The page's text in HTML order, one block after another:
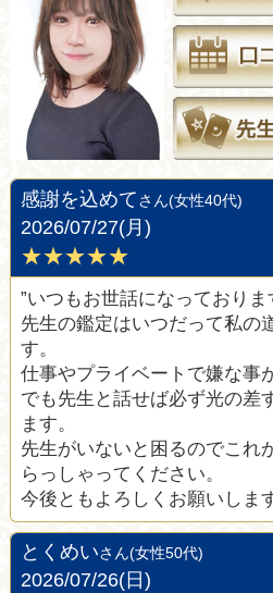
感謝を込めてさん(女性40代)
2026/07/27(月)
★★★★★
”いつもお世話になっておりま
先生の鑑定はいつだって私の
す。
仕事やプライベートで嫌な事
でも先生と話せば必ず光の差
ます。
先生がいないと困るのでこれ
らっしゃってください。
今後ともよろしくお願いしま
とくめいさん(女性50代)
2026/07/26(日)